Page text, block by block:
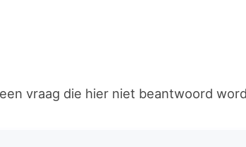
vraag die hier niet beantwoord